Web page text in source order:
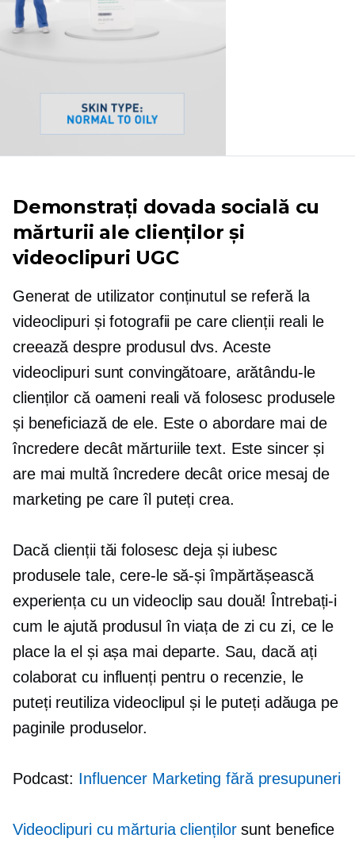
Demonstrați dovada socială cu
mărturii ale clienților și
videoclipuri UGC
Generat de utilizatorconținutul se referă la
videoclipuri și fotografii pe care clienții reali le
creează despre produsul dvs. Aceste
videoclipuri sunt convingătoare, arătându-le
clienților că oameni reali vă folosesc produsele
și beneficiază de ele. Este o abordare mai de
încredere decât mărturiile text. Este sincer și
are mai multă încredere decât orice mesaj de
marketing pe care îl puteți crea.
Dacă clienții tăi folosesc deja și iubesc
produsele tale, cere-le să-și împărtășească
experiența cu un videoclip sau două! Întrebați-i
cum le ajută produsul în viața de zi cu zi, ce le
place la el și așa mai departe. Sau, dacă ați
colaborat cu influenți pentru o recenzie, le
puteți reutiliza videoclipul și le puteți adăuga pe
paginile produselor.
Podcast: Influencer Marketing fără presupuneri
Videoclipuri cu mărturia cliențilorsunt benefice